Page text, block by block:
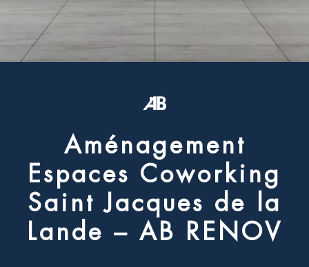
Aménagement
Espaces Cowor king
Saint Jacques d e
a
Land e – AB RE NOV